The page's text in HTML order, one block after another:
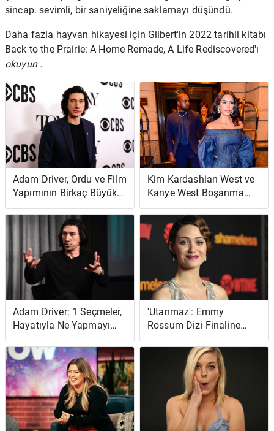
sincap. sevimli, bir saniyeliğine saklamayı düşündü.
Daha fazla hayvan hikayesi için Gilbert'in 2022 tarihli kitabı
Back to the Prairie: A Home Remade, A Life Rediscovered'ı
okuyun .
Adam Driver, Ordu ve Film
Yapımının Birkaç Büyük
Yolda Benzer Olduğunu
Düşünüyor - 'Süreç Tam
Olarak Aynı'
Kim Kardashian West ve
Kanye West Boşanma
Sırasında Çocuklarına
Nasıl Ebeveynlik Ediyor?
Adam Driver: 1 Seçmeler,
Hayatıyla Ne Yapmayı
Seçtiği Konusunda
Kafasını Karıştırdı
'Utanmaz': Emmy
Rossum Dizi Finaline
Tepki Verdi mi?